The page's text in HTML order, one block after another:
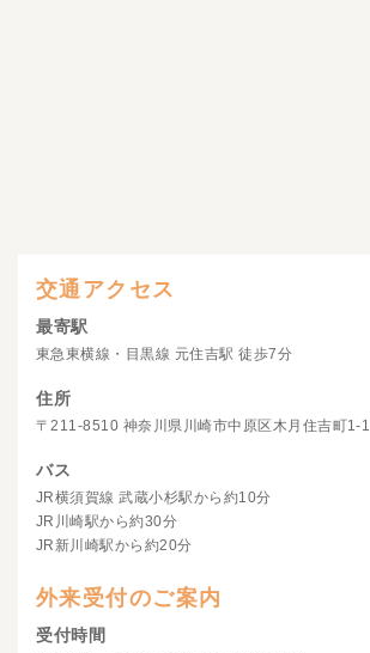
交通アクセス
最寄駅
東急東横線・目黒線 元住吉駅 徒歩7分
住所
〒211-8510 神奈川県川崎市中原区木月住吉町1-1
バス
JR横須賀線 武蔵小杉駅から約10分
JR川崎駅から約30分
JR新川崎駅から約20分
外来受付のご案内
受付時間